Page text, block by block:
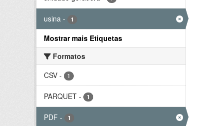
usina - 1
Mostrar mais Etiquetas
Formatos
CSV - 1
PARQUET - 1
PDF - 1